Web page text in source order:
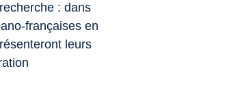
: dans
françaises en
leurs